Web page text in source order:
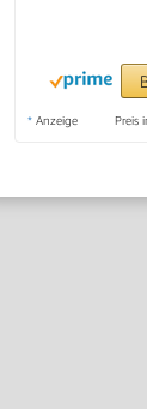
* Anzeige Preis